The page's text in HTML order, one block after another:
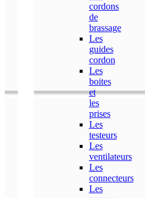
cordons
de
brassage
Les
guides
cordon
Les
boites
et
les
prises
Les
testeurs
Les
ventilateurs
Les
connecteurs
Les